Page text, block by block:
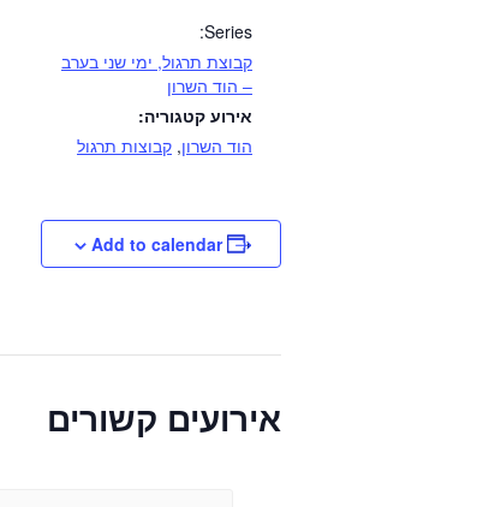
Series:
קבוצת תרגול, ימי שני בערב
– הוד השרון
אירוע קטגוריה:
הוד השרון, קבוצות תרגול
Add to calendar
אירועים קשורים